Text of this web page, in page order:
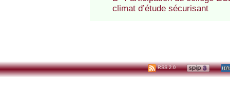
climat d’étude sécurisant
RSS 2.0